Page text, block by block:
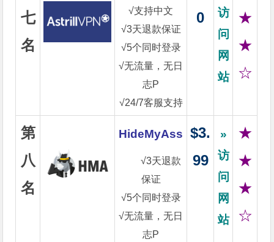
七
名
√支持中文
√3天退款保证
√5个同时登录
√无流量，无日
志P
√24/7客服支持
0
访
问
网
站
★
★
☆
第
八
名
HideMyAss
√3天退款
保证
√5个同时登录
√无流量，无日
志P
$3.
99
»
访
问
网
站
★
★
★
☆